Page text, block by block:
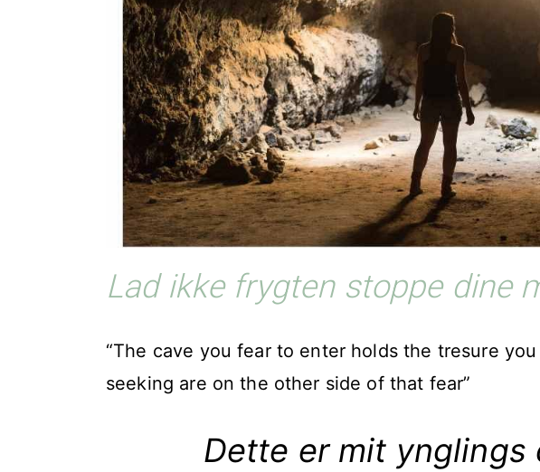
Lad ikke frygten stoppe dine
“The cave you fear to enter holds the tresure you
seeking are on the other side of that fear”
Dette er mit